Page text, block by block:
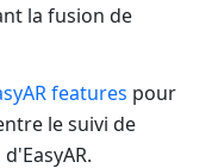
la fusion de
features pour
le suivi de